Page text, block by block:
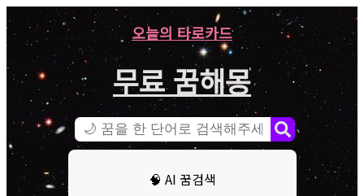
오늘의 타로카드
무료 꿈해몽
🧠 AI 꿈검색